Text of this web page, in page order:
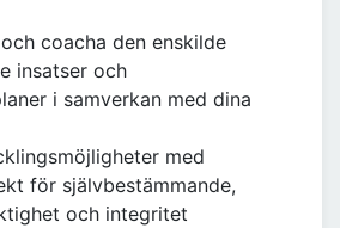
coacha den enskilde
insatser och
i samverkan med dina
med
för självbestämmande,
och integritet